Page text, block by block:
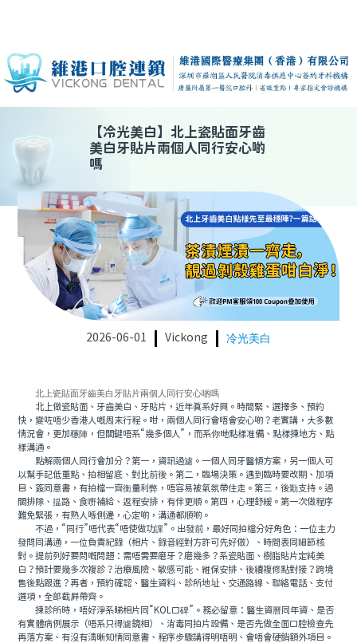
【冷光美白】 北上瓷貼面牙齒
美白牙貼片兩個人同行安心啲
嗎
2026-06-01 Vickong 冷光美白
北上瓷貼面牙齒美白牙貼片兩個人同行安心啲嗎
北上做瓷貼面、牙齒美白、牙貼片，近年真系好興。時間緊、選擇多、預約
快，變咗唔少香港人嘅周末行程。咁，兩個人同行會唔會安心啲？老實講，大多數
情況會，更加穩陣，但關鍵唔系“幾多個人”，而系你哋點樣准備、點樣揀地方、點
樣溝通。
點解兩個人同行會加分？第一，資訊過濾。一個人同牙醫傾方案，另一個人可
以幫手記低重點、拍相留底、對比前後。第二，臨場決策。遇到臨時要改期、加項
目、簽同意書，有拍檔一齊衡量利弊，唔容易被氣氛帶住走。第三，後勤支持。過
關排隊、揾路、食嘢補給、返程安排，有伴更順。第四，心理舒緩。第一次做程序
難免緊張，有熟人喺側邊，心定啲，溝通都順啲。
不過，“同行”唔代表“唔使做功課”。出發前，最好同拍檔分好角色：一位主力
發問同溝通，一位負責紀錄（相片、錄音經對方許可先好做）、時間表同細節核
對。提前列好要問嘅問題：需唔需要磨牙？磨幾多？系瓷貼面、樹脂貼片定純美
白？預計要幾多次複診？治療風險、敏感可能、維保安排、後續複修點對接？跨境
售後點跟進？再者，預約確認、醫生資料、診所地址、交通路線、聯絡電話、支付
選項，全部截屏帶齊。
揀診所時，唔好淨系睇相片同“KOL口碑”。務必留意：醫生資曆同年資、是否
有實體病例展示（唔系只得濾鏡相）、消毒同拍片設備、是否先做全面口腔檢查先
再落方案、有沒有清晰知情同意書、程序步驟講得明唔明、會唔會硬銷額外項目。